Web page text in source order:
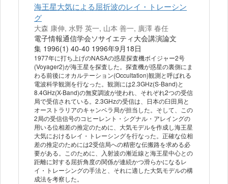
海王星大気による屈折波のレイ・トレーシン
グ
大森 康伸, 水野 英一, 山本 善一, 廣澤 春任
電子情報通信学会ソサイエティ大会講演論文
集 1996(1) 40-40 1996年9月18日
1977年に打ち上げのNASAの惑星探査機ボイジャー2号
(Voyager2)が海王星を探査した。探査機が惑星の裏側にま
わる前後にオカルテーション(Occultation)観測と呼ばれる
電波科学観測を行なった。観測には2.3GHz(S-Band)と
8.4GHz(X-Band)の無変調波が使われ、それぞれ2つの受信
局で受信されている。2.3GHzの受信は、日本の臼田局と
オーストラリアのキャンベラ局が担当した。そして、この
2局の受信信号のコヒーレント・シグナル・アレイングの
用いる位相差の推定のために、大気モデルを作成し海王星
大気におけるレイ・トレーシングを行なった。正確な位相
差の推定のためには2受信局への精密な伝搬路を求める必
要がある。このために、入射波の漸近線と海王星中心との
距離に対する屈折角度の関係が連続かつ滑らかになるレ
イ・トレーシングの手法と、それに適した大気モデルの構
成法を考察した。